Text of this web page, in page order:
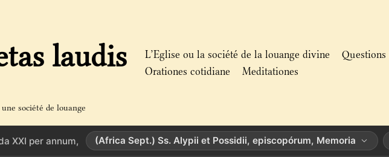
laudis
société de louange
L’Eglise ou la société de la louange divine Questions
Orationes cotidiane
Meditationes
XXI per annum, (Africa Sept.) Ss. Alypii et Possidii, episcopórum, Memoria